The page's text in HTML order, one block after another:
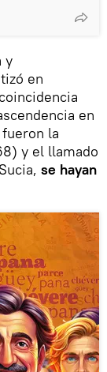
y
en
en
la
y el llamado
se hayan